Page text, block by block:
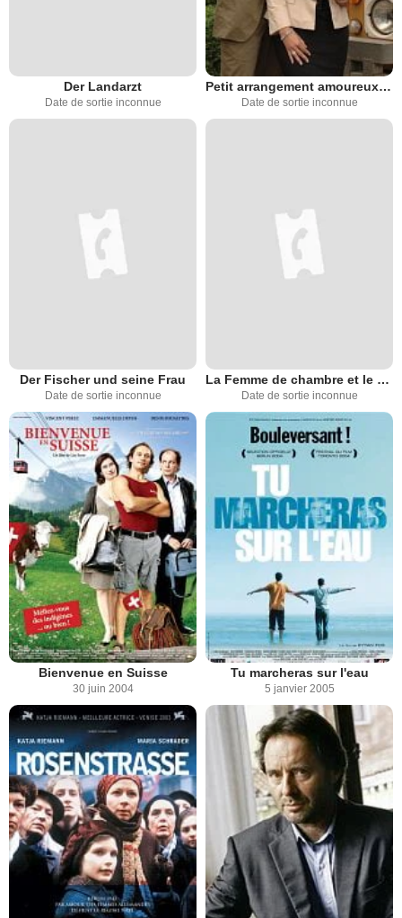
Der Landarzt
Date de sortie inconnue
Petit arrangement amoureux (TV)
Date de sortie inconnue
Der Fischer und seine Frau
Date de sortie inconnue
La Femme de chambre et le millionnaire (TV)
Date de sortie inconnue
Bienvenue en Suisse
30 juin 2004
Tu marcheras sur l'eau
5 janvier 2005